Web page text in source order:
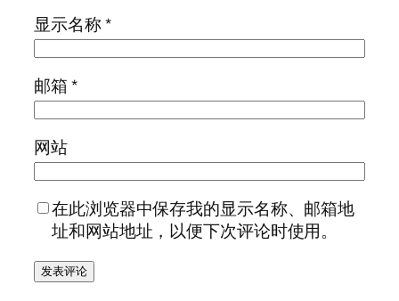
显示名称*
邮箱*
网站
在此浏览器中保存我的显示名称、邮箱地
址和网站地址，以便下次评论时使用。